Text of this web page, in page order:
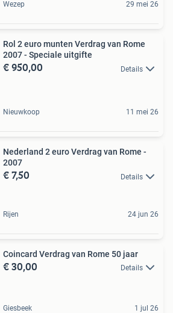
Wezep 29 mei 26
Rol 2 euro munten Verdrag van Rome
2007 - Speciale uitgifte
€ 950,00 Details
Nieuwkoop 11 mei 26
Nederland 2 euro Verdrag van Rome -
2007
€ 7,50 Details
Rijen 24 jun 26
Coincard Verdrag van Rome 50 jaar
€ 30,00 Details
Giesbeek 1 jul 26